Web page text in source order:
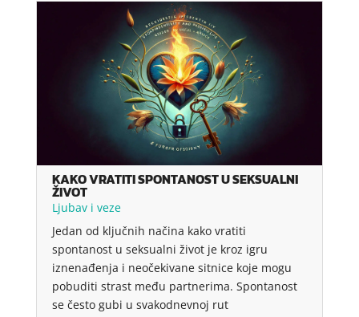
KAKO VRATITI SPONTANOST U SEKSUALNI
ŽIVOT
Ljubav i veze
Jedan od ključnih načina kako vratiti
spontanost u seksualni život je kroz igru
iznenađenja i neočekivane sitnice koje mogu
pobuditi strast među partnerima. Spontanost
se često gubi u svakodnevnoj rut